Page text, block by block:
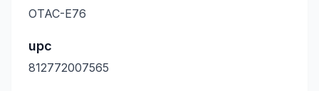
OTAC-E76
upc
812772007565